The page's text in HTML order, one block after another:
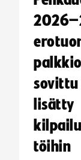
lisätty
töihin